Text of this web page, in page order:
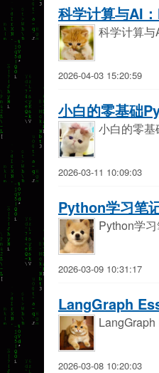
科学计算与AI
科学计算
2026-04-03 15:20:59
小白的零基础
小白的零
2026-03-11 10:09:03
Python学习笔
Python学
2026-03-09 10:31:17
LangGraph
2026-03-08 10:20:03